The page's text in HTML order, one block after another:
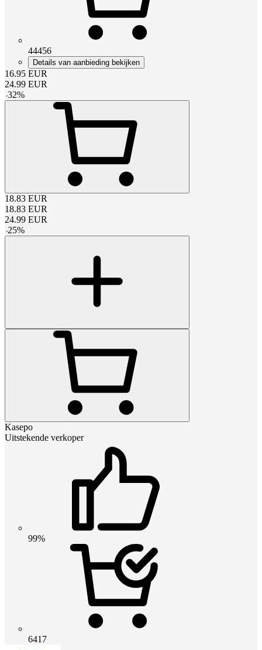
44456
Details van aanbieding bekijken
16.95 EUR
24.99 EUR
-32%
18.83 EUR
18.83 EUR
24.99 EUR
-25%
Kasepo
Uitstekende verkoper
99%
6417